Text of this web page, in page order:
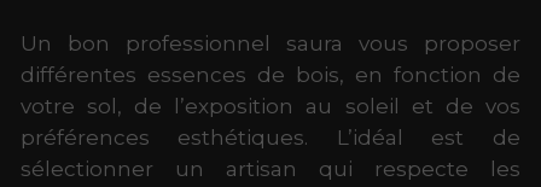
Un bon professionnel saura vous proposer
différentes essences de bois, en fonction de
votre sol, de l’exposition au soleil et de vos
préférences esthétiques. L’idéal est de
sélectionner un artisan qui respecte les